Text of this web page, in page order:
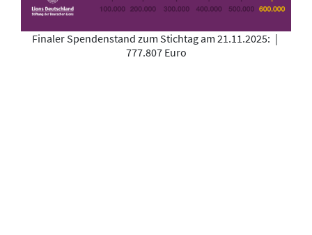
Finaler Spendenstand zum Stichtag am 21.11.2025: |
777.807 Euro